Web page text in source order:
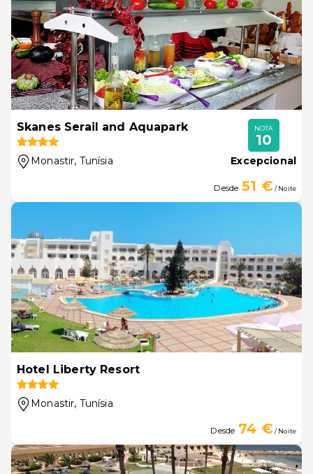
Skanes Serail and Aquapark
Monastir, Tunísia
NOTA
10
Excepcional
Desde 51 €/ Noite
Hotel Liberty Resort
Monastir, Tunísia
Desde 74 €/ Noite